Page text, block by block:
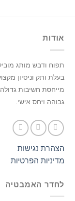
אודות
תפוח ודבש מותג
בעלת ותק וניסיון
מייחסת חשיבות
גבוהה ויחס אישי.
הצהרת נגישות
מדיניות הפרטיות
לחדר האמבטיה